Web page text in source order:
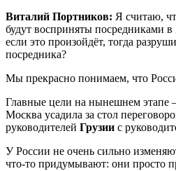
Виталий Портников: Я считаю,
будут восприняты посредниками
если это произойдёт, тогда
посредника?
Мы прекрасно понимаем, что
Главные цели на нынешнем этапе
Москва усадила за стол
руководителей Грузии с
У России не очень сильно
что-то придумывают: они просто